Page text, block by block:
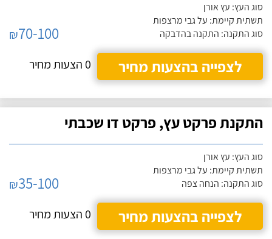
סוג העץ: עץ אורן
תשתית קיימת: על גבי מרצפות
סוג התקנה: התקנה בהדבקה
₪70-100
לצפייה בהצעות מחיר
0 הצעות מחיר
התקנת פרקט עץ, פרקט דו שכבתי
סוג העץ: עץ אורן
תשתית קיימת: על גבי מרצפות
סוג התקנה: הנחה צפה
₪35-100
לצפייה בהצעות מחיר
0 הצעות מחיר